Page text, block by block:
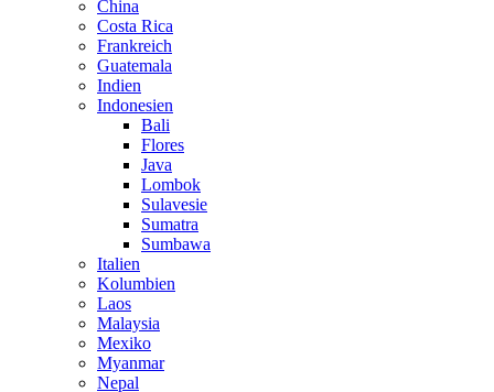
China
Costa Rica
Frankreich
Guatemala
Indien
Indonesien
Bali
Flores
Java
Lombok
Sulavesie
Sumatra
Sumbawa
Italien
Kolumbien
Laos
Malaysia
Mexiko
Myanmar
Nepal